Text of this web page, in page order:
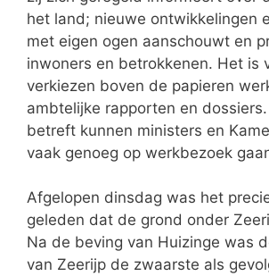
het land; nieuwe ontwikkelingen
met eigen ogen aanschouwt en
inwoners en betrokkenen. Het is
verkiezen boven de papieren
ambtelijke rapporten en
betreft kunnen ministers en
vaak genoeg op werkbezoek
Afgelopen dinsdag was het
geleden dat de grond onder
Na de beving van Huizinge was
van Zeerijp de zwaarste als